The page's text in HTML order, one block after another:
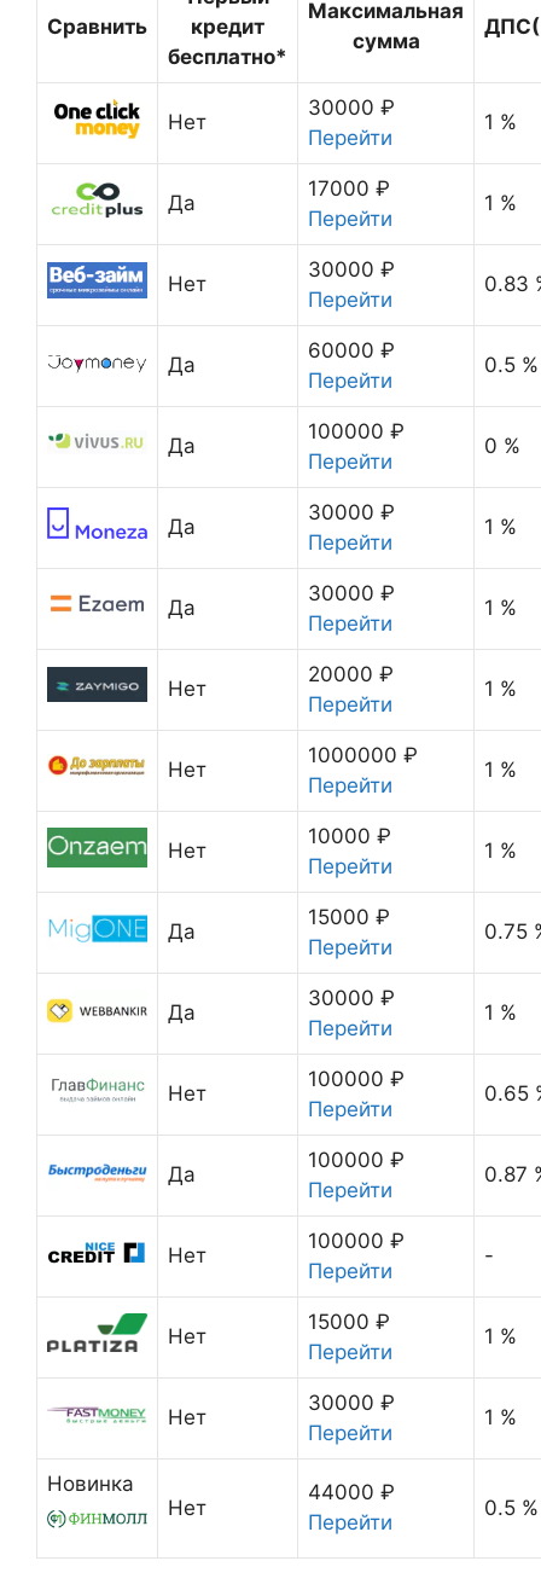
Сравнить
кредит
бесплатно*
Максимальная
сумма
Нет
30000 ₽
Перейти
1 %
Да
17000 ₽
Перейти
1 %
Нет
30000 ₽
Перейти
0.83
Да
60000 ₽
Перейти
0.5 %
Да
100000 ₽
Перейти
0 %
Да
30000 ₽
Перейти
1 %
Да
30000 ₽
Перейти
1 %
Нет
20000 ₽
Перейти
1 %
Нет
1000000 ₽
Перейти
1 %
Нет
10000 ₽
Перейти
1 %
Да
15000 ₽
Перейти
0.75
Да
30000 ₽
Перейти
1 %
Нет
100000 ₽
Перейти
0.65
Да
100000 ₽
Перейти
0.87
Нет
100000 ₽
Перейти
-
Нет
15000 ₽
Перейти
1 %
Нет
30000 ₽
Перейти
1 %
Новинка
Нет
44000 ₽
Перейти
0.5 %